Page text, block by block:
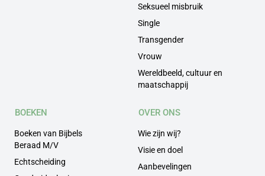
Seksueel misbruik
Single
Transgender
Vrouw
Wereldbeeld, cultuur en
maatschappij
BOEKEN
Boeken van Bijbels
Beraad M/V
Echtscheiding
OVER ONS
Wie zijn wij?
Visie en doel
Aanbevelingen